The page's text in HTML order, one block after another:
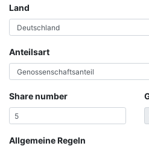
Land
Anteilsart
Share number
Allgemeine Regeln